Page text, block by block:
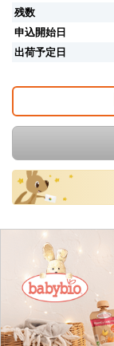
残数
申込開始日
出荷予定日